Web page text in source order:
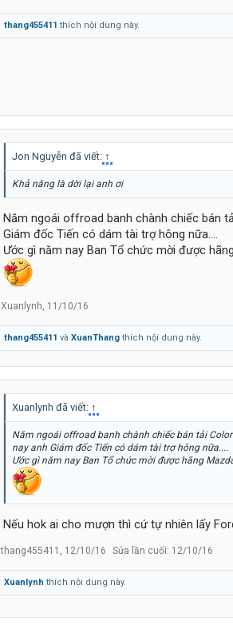
thang455411 thích nội dung này.
Jon Nguyễn đã viết: ↑
Khả năng là dời lại anh ơi
Năm ngoái offroad banh chành chiếc bán
Giám đốc Tiến có dám tài trợ hông nữa....
Ước gì năm nay Ban Tổ chức mời được
Xuanlynh 11/10/16
thang455411 và XuanThang thích nội dung này.
Xuanlynh đã viết: ↑
Năm ngoái offroad banh chành chiếc bán tải
nay anh Giám đốc Tiến có dám tài trợ hông nữa....
Ước gì năm nay Ban Tổ chức mời được hãng
Nếu hok ai cho mượn thì cứ tự nhiên lấy
thang455411 12/10/16 Sửa lần cuối: 12/10/16
Xuanlynh thích nội dung này.